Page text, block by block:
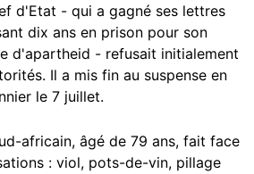
d'Etat - qui a gagné ses lettres
dix ans en prison pour son
d'apartheid - refusait initialement
Il a mis fin au suspense en
le 7 juillet.
africain, âgé de 79 ans, fait face
: viol, pots-de-vin, pillage